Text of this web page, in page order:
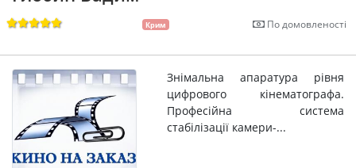
Крим По домовленості
Знімальна апаратура рівня
цифрового кінематографа.
Професійна система
стабілізації камери-...